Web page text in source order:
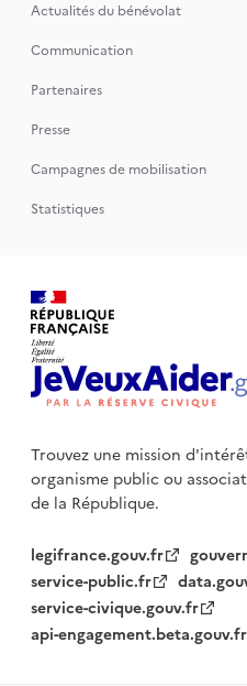
Actualités du bénévolat
Communication
Partenaires
Presse
Campagnes de mobilisation
Statistiques
Trouvez une mission
organisme publicou
de la République.
legifrance.gouv.fr
service-public.fr
service-civique.gouv.fr
api-engagement.beta.gouv.fr